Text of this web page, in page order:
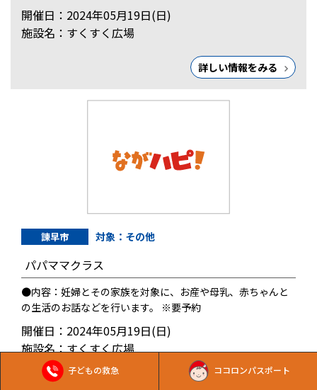
子どもの救急 ココロンパスポート
開催日：2024年05月19日(日)
施設名：すくすく広場
詳しい情報をみる
諫早市 対象：その他
パパママクラス
●内容：妊婦とその家族を対象に、お産や母乳、赤ちゃんと
の生活のお話などを行います。 ※要予約
開催日：2024年05月19日(日)
施設名：すくすく広場
詳しい情報をみる